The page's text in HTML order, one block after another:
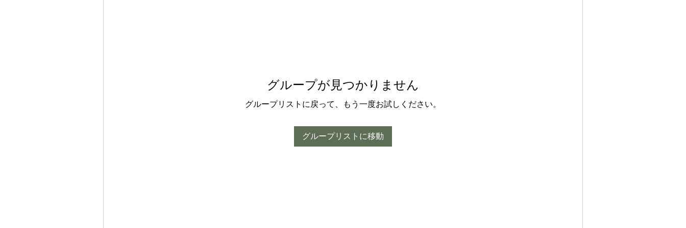
グループが見つかりません
グループリストに戻って、もう一度お試しください。
グループリストに移動